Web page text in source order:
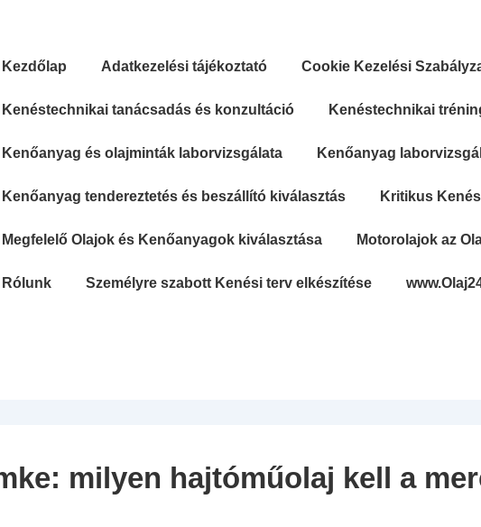
Kezdőlap Adatkezelési tájékoztató Cookie Kezelési
Kenéstechnikai tanácsadás és konzultáció Kenéstechnikai
Kenőanyag és olajminták laborvizsgálata Kenőanyag
Kenőanyag tendereztetés és beszállító kiválasztás Kritikus
Megfelelő Olajok és Kenőanyagok kiválasztása Motorolajok az
Rólunk Személyre szabott Kenési terv elkészítése
milyen hajtóműolaj kell a